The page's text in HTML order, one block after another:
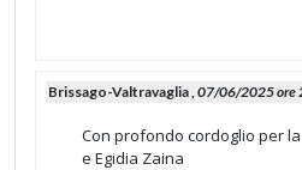
Brissago-Valtravaglia ,07/06/2025 ore
Con profondo cordoglio per
e Egidia Zaina